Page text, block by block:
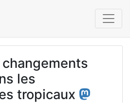
les
tropicaux